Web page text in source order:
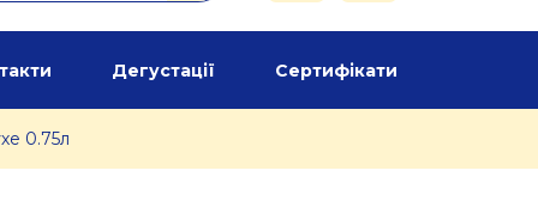
Дегустації Сертифікати
0.75л